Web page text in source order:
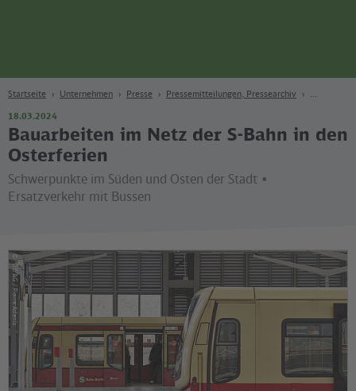
Startseite Unternehmen Presse Pressemitteilungen, Pressearchiv
18.03.2024
Bauarbeiten im Netz der S-Bahn in den
Osterferien
Schwerpunkte im Süden und Osten der Stadt •
Ersatzverkehr mit Bussen
DB AG / Pierre Adenis